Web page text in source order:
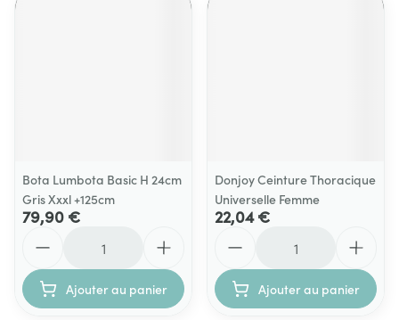
Bota Lumbota Basic H 24cm
Gris Xxxl +125cm
79,90 €
Ajouter au panier
Donjoy Ceinture Thoracique
Universelle Femme
22,04 €
Ajouter au panier